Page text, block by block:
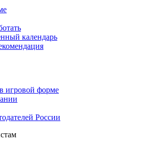
календарь
игровой форме
России